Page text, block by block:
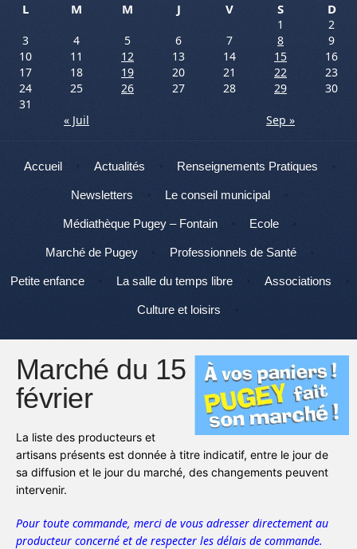
L
M M J V S D
1
2
3
4 5 6 7 8
9
10
11 12 13 14 15
16
17
18 19 20 21 22
23
24
25 26 27 28 29
30
31
« Juil
Sep »
Menu
Aller au contenu
Accueil Actualités Renseignements Pratiques
Newsletters Le conseil municipal
Médiathèque Pugey – Fontain Ecole
Marché de Pugey Professionnels de Santé
Petite enfance La salle du temps libre Associations
Culture et loisirs
Marché du 15
février
La liste des producteurs et
artisans présents est donnée à titre indicatif, entre le jour de
sa diffusion et le jour du marché, des changements peuvent
intervenir.
Pour toute commande, merci de vous adresser directement au
producteur concerné et de respecter les délais de commande.